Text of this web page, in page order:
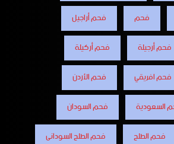
فحم
فحم أراجيل
فحم أرجيلة
فحم أركيلة
فحم افريقي
فحم الأردن
السعودية
فحم السودان
فحم الطلح
فحم الطلح السودانى